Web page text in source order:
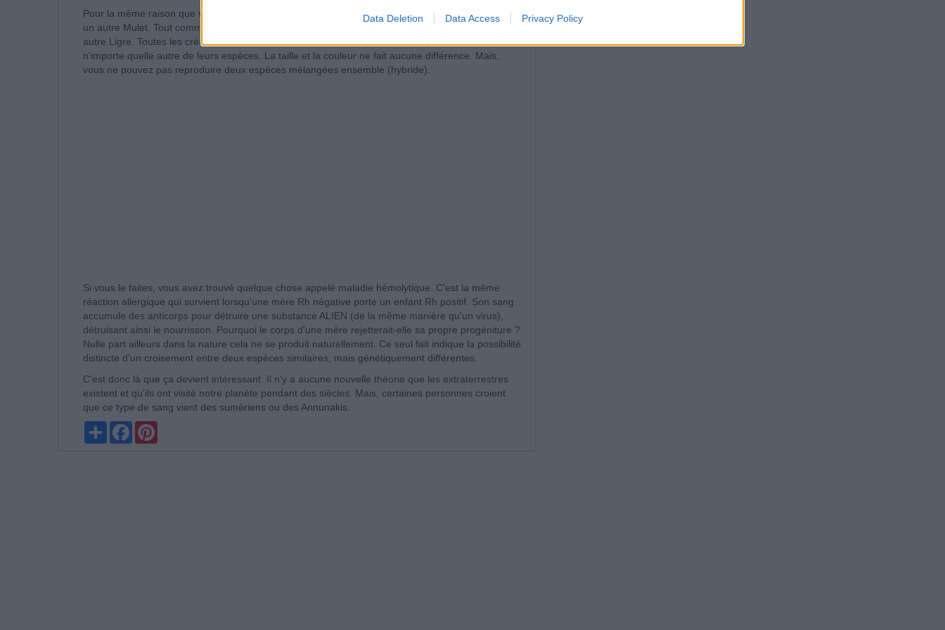
Data Deletion Data Access Privacy Policy
Pour la même raison que vous ne pouvez pas accoupler un Mulet avec une Mule pour procréer
un autre Mulet. Tout comme vous ne pouvez pas reproduire une paire de Ligres pour procréer un
autre Ligre. Toutes les créatures vivantes connues de l'homme peuvent se reproduire avec
n'importe quelle autre de leurs espèces. La taille et la couleur ne fait aucune différence. Mais,
vous ne pouvez pas reproduire deux espèces mélangées ensemble (hybride).
Si vous le faites, vous avez trouvé quelque chose appelé maladie hémolytique. C'est la même
réaction allergique qui survient lorsqu'une mère Rh négative porte un enfant Rh positif. Son sang
accumule des anticorps pour détruire une substance ALIEN (de la même manière qu'un virus),
détruisant ainsi le nourrisson. Pourquoi le corps d'une mère rejetterait-elle sa propre progéniture ?
Nulle part ailleurs dans la nature cela ne se produit naturellement. Ce seul fait indique la possibilité
distincte d'un croisement entre deux espèces similaires, mais génétiquement différentes.
C'est donc là que ça devient intéressant. Il n'y a aucune nouvelle théorie que les extraterrestres
existent et qu'ils ont visité notre planète pendant des siècles. Mais, certaines personnes croient
que ce type de sang vient des sumériens ou des Annunakis.
PartagerFacebook